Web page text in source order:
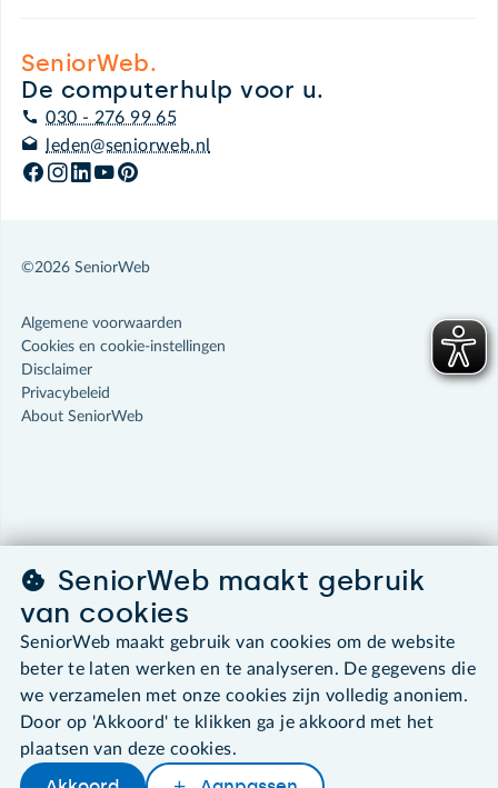
SeniorWeb.
De computerhulp voor u.
030 - 276 99 65
leden@seniorweb.nl
©2026 SeniorWeb
Algemene voorwaarden
Cookies en cookie-instellingen
Disclaimer
Privacybeleid
About SeniorWeb
SeniorWeb maakt gebruik
van cookies
SeniorWeb maakt gebruik van cookies om de website
beter te laten werken en te analyseren. De gegevens die
we verzamelen met onze cookies zijn volledig anoniem.
Door op 'Akkoord' te klikken ga je akkoord met het
plaatsen van deze cookies.